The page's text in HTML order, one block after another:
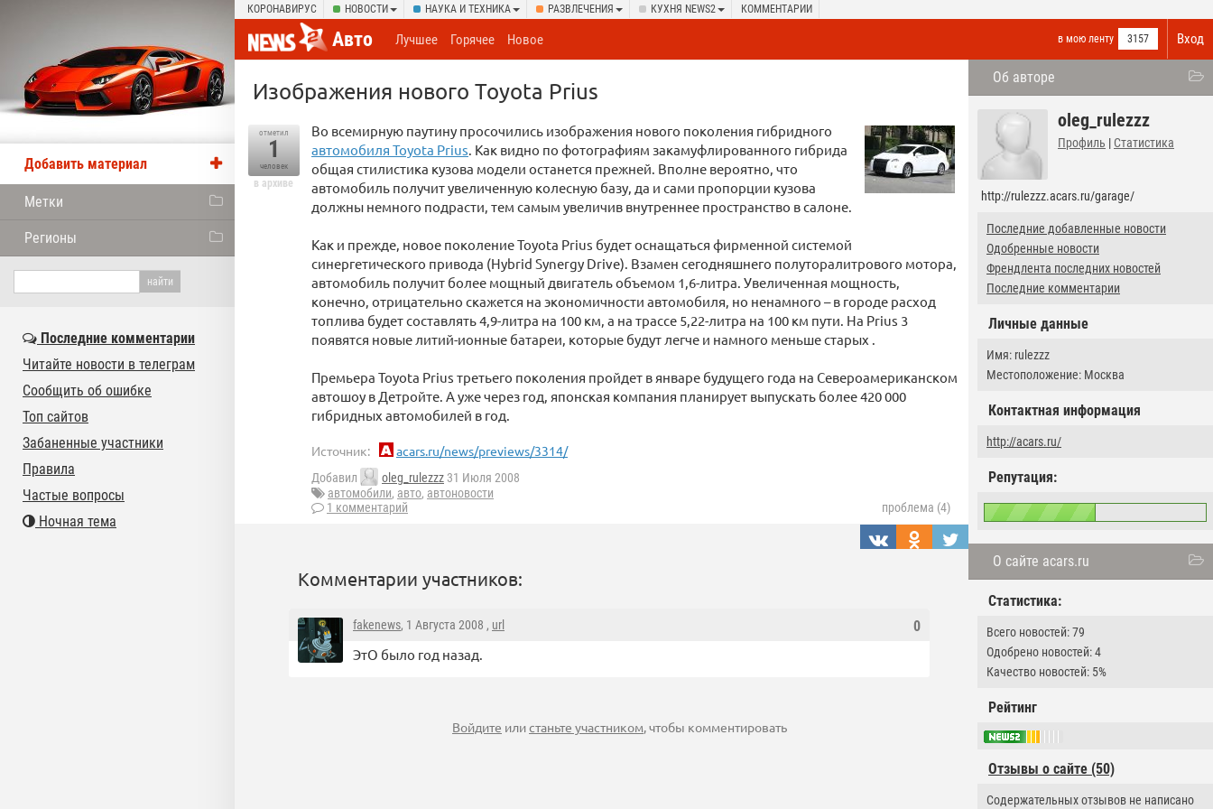
КОРОНАВИРУС НОВОСТИ НАУКА И ТЕХНИКА РАЗВЛЕЧЕНИЯ КУХНЯ NEWS2 КОММЕНТАРИИ
Вход
Авто в мою ленту 3157
Лучшее Горячее Новое
Об авторе
oleg_rulezzz
Профиль | Статистика
http://rulezzz.acars.ru/garage/
Последние добавленные новости
Одобренные новости
Френдлента последних новостей
Последние комментарии
Личные данные
Имя: rulezzz
Местоположение: Москва
Контактная информация
http://acars.ru/
Репутация:
О сайте acars.ru
Статистика:
Всего новостей: 79
Одобрено новостей: 4
Качество новостей: 5%
Рейтинг
Отзывы о сайте (50)
Содержательных отзывов не написано
Изображения нового Toyota Prius
отметил
1
человек
в архиве
Во всемирную паутину просочились изображения нового поколения гибридного
автомобиля Toyota Prius. Как видно по фотографиям закамуфлированного гибрида
общая стилистика кузова модели останется прежней. Вполне вероятно, что
автомобиль получит увеличенную колесную базу, да и сами пропорции кузова
должны немного подрасти, тем самым увеличив внутреннее пространство в салоне.
Как и прежде, новое поколение Toyota Prius будет оснащаться фирменной системой
синергетического привода (Hybrid Synergy Drive). Взамен сегодняшнего полуторалитрового мотора,
автомобиль получит более мощный двигатель объемом 1,6-литра. Увеличенная мощность,
конечно, отрицательно скажется на экономичности автомобиля, но ненамного – в городе расход
топлива будет составлять 4,9-литра на 100 км, а на трассе 5,22-литра на 100 км пути. На Prius 3
появятся новые литий-ионные батареи, которые будут легче и намного меньше старых .
Премьера Toyota Prius третьего поколения пройдет в январе будущего года на Североамериканском
автошоу в Детройте. А уже через год, японская компания планирует выпускать более 420 000
гибридных автомобилей в год.
Источник: acars.ru/news/previews/3314/
Добавил oleg_rulezzz 31 Июля 2008
автомобили, авто, автоновости
1 комментарий
проблема (4)
Комментарии участников:
0
fakenews, 1 Августа 2008 , url
ЭтО было год назад.
Войдите илистаньте участником, чтобы комментировать
Добавить материал
Метки
Регионы
Последние комментарии
Читайте новости в телеграм
Сообщить об ошибке
Топ сайтов
Забаненные участники
Правила
Частые вопросы
Ночная тема